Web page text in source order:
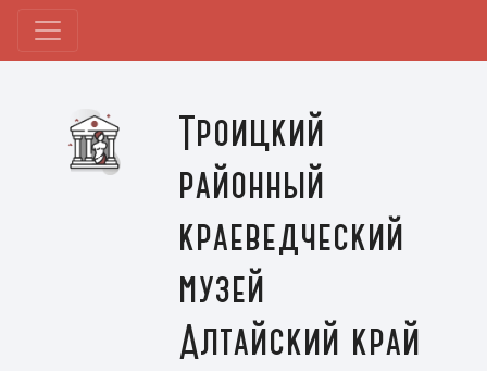
Троицкий
районный
краеведческий
музей
Алтайский край